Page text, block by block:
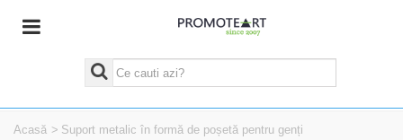
Acasă > Suport metalic în formă de poșetă pentru genți